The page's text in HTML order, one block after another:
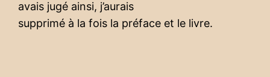
avais jugé ainsi, j’aurais
supprimé à la fois la préface et le livre.